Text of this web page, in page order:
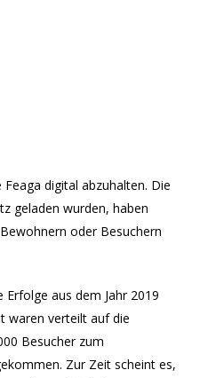
digital abzuhalten. Die
geladen wurden, haben
oder Besuchern
aus dem Jahr 2019
waren verteilt auf die
Besucher zum
Zur Zeit scheint es,